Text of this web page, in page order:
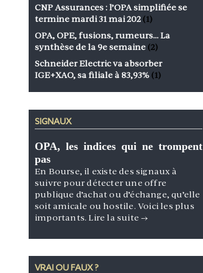
CNP Assurances : l’OPA simplifiée se
termine mardi 31 mai 202 (1)
OPA, OPE, fusions, rumeurs… La
synthèse de la 9e semaine (2)
Schneider Electric va absorber
IGE+XAO, sa filiale à 83,93% (1)
SIGNAUX
OPA, les indices qui ne trompent
pas
En Bourse, il existe des signaux à
suivre pour détecter une offre
publique d’achat ou d’échange, qu’elle
soit amicale ou hostile. Voici les plus
importants.Lire la suite →
VRAI OU FAUX ?